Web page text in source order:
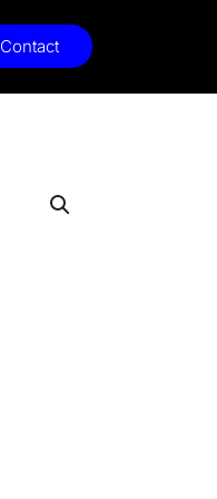
Contact